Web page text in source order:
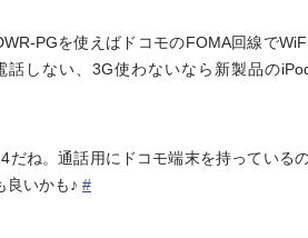
PGを使えばドコモのFOMA回線で
話しない、3G使わないなら新製品の
だね。通話用にドコモ端末を持っている
良いかも♪ #